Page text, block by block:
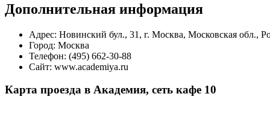
Дополнительная информация
Адрес: Новинский бул., 31, г. Москва, Московская обл.,
Город: Москва
Телефон: (495) 662-30-88
Сайт: www.academiya.ru
Карта проезда в Академия, сеть кафе 10